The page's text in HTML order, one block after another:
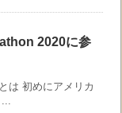
2020に参
は 初めにアメリカ